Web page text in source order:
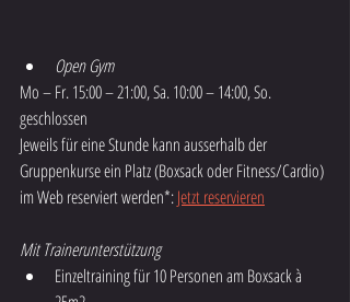
Open Gym
Mo – Fr. 15:00 – 21:00, Sa. 10:00 – 14:00, So.
geschlossen
Jeweils für eine Stunde kann ausserhalb der
Gruppenkurse ein Platz (Boxsack oder Fitness/Cardio)
im Web reserviert werden*: Jetzt reservieren
Mit Trainerunterstützung
Einzeltraining für 10 Personen am Boxsack à